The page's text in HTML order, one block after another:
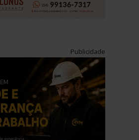
Publicidade